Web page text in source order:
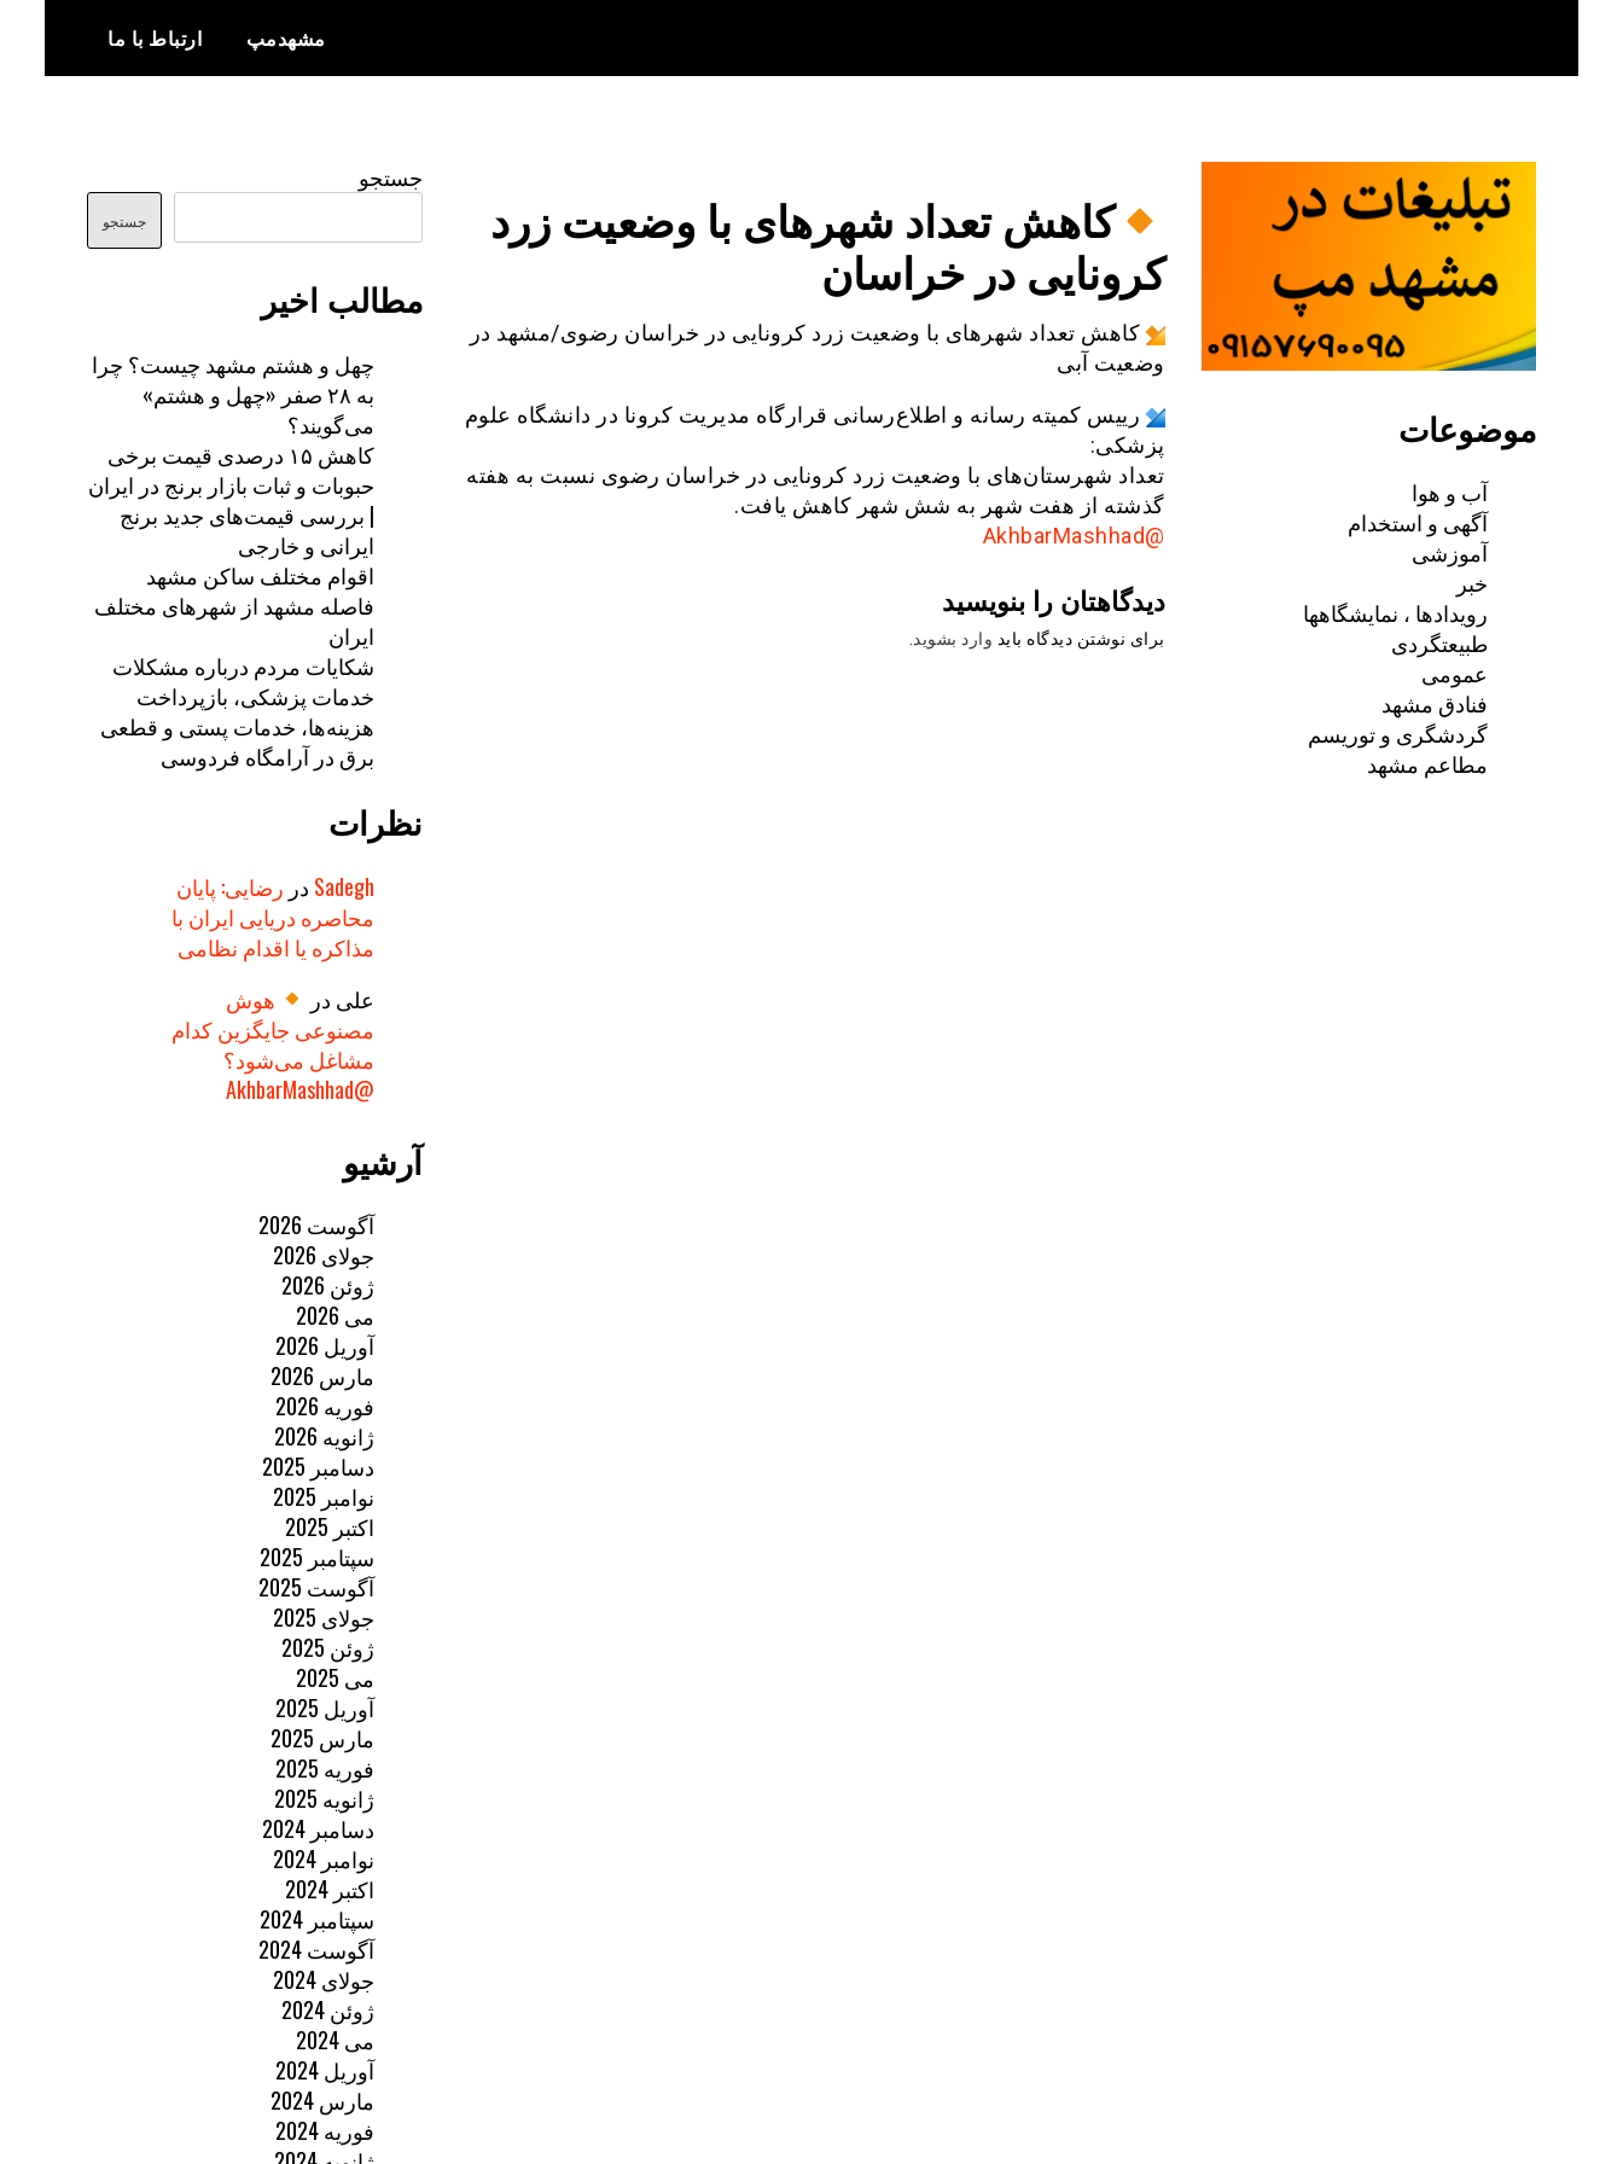
content
مشهدمپ ارتباط با ما
کاهش تعداد شهر‌های با وضعیت زرد
کرونایی در خراسان
کاهش تعداد شهر‌های با وضعیت زرد کرونایی در خراسان رضوی/مشهد در
وضعیت آبی
رییس کمیته رسانه و اطلاع‌رسانی قرارگاه مدیریت کرونا در دانشگاه علوم
پزشکی:
تعداد شهرستان‌های با وضعیت زرد کرونایی در خراسان رضوی نسبت به هفته
گذشته از هفت شهر به شش شهر کاهش یافت.
@AkhbarMashhad
دیدگاهتان را بنویسید
برای نوشتن دیدگاه باید وارد بشوید
جستجو
جستجو
مطالب اخیر
چهل و هشتم مشهد چیست؟ چرا
به ۲۸ صفر «چهل و هشتم»
می‌گویند؟
کاهش ۱۵ درصدی قیمت برخی
حبوبات و ثبات بازار برنج در ایران
| بررسی قیمت‌های جدید برنج
ایرانی و خارجی
اقوام مختلف ساکن مشهد
فاصله مشهد از شهرهای مختلف
ایران
شکایات مردم درباره مشکلات
خدمات پزشکی، بازپرداخت
هزینه‌ها، خدمات پستی و قطعی
برق در آرامگاه فردوسی
نظرات
Sadegh در رضایی: پایان
محاصره دریایی ایران با
مذاکره یا اقدام نظامی
علی در
هوش
مصنوعی جایگزین کدام
مشاغل می‌شود؟
@AkhbarMashhad
آرشیو
آگوست 2026
جولای 2026
ژوئن 2026
می 2026
آوریل 2026
مارس 2026
فوریه 2026
ژانویه 2026
دسامبر 2025
نوامبر 2025
اکتبر 2025
سپتامبر 2025
آگوست 2025
جولای 2025
ژوئن 2025
می 2025
آوریل 2025
مارس 2025
فوریه 2025
ژانویه 2025
دسامبر 2024
نوامبر 2024
اکتبر 2024
سپتامبر 2024
آگوست 2024
جولای 2024
ژوئن 2024
می 2024
آوریل 2024
مارس 2024
فوریه 2024
موضوعات
آب و هوا
آگهی و استخدام
آموزشی
خبر
رویدادها ، نمایشگاهها
طبیعتگردی
عمومی
فنادق مشهد
گردشگری و توریسم
مطاعم مشهد